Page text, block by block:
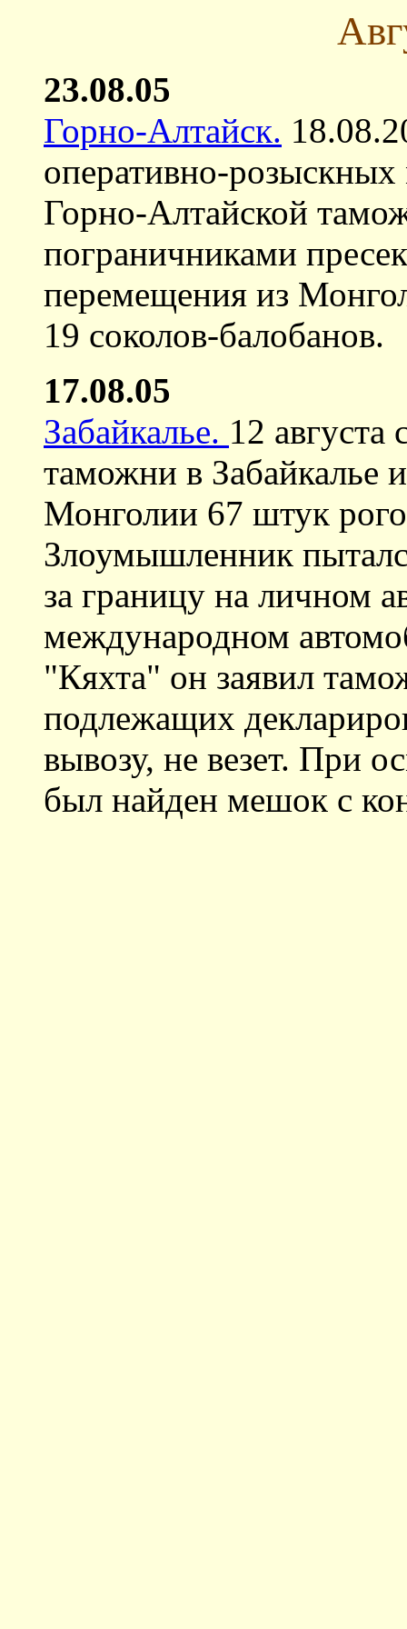
23.08.05
Горно-Алтайск.
оперативно-
Горно-Алтайской
пограничниками
перемещения из
19 соколов-балобанов.
17.08.05
Забайкалье. 12
таможни в Забайкалье
Монголии 67 штук
Злоумышленник
за границу на личном
международном
"Кяхта" он заявил
подлежащих
вывозу, не везет. При
был найден мешок с